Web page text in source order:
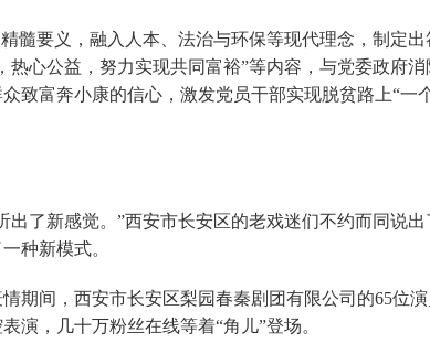
髓要义，融入人本、法治与环保等现代理念，制定
心公益，努力实现共同富裕”等内容，与党委政府
致富奔小康的信心，激发党员干部实现脱贫路上“一
了新感觉。”西安市长安区的老戏迷们不约而同说
种新模式。
期间，西安市长安区梨园春秦剧团有限公司的65位
演，几十万粉丝在线等着“角儿”登场。